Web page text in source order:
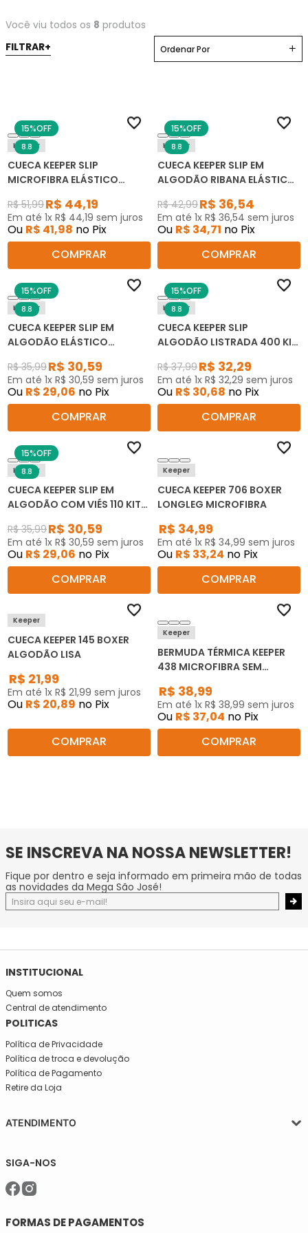
Você viu todos os 8 produtos
Ordenar Por
15%OFF
8.8
Keeper
CUECA KEEPER SLIP
MICROFIBRA ELÁSTICO
R$ 51,99R$ 44,19
Em até 1x R$ 44,19 sem juros
Ou R$ 41,98 no Pix
COMPRAR
15%OFF
8.8
Keeper
CUECA KEEPER SLIP EM
ALGODÃO RIBANA ELÁSTICO
R$ 42,99R$ 36,54
Em até 1x R$ 36,54 sem juros
Ou R$ 34,71 no Pix
COMPRAR
15%OFF
8.8
Keeper
CUECA KEEPER SLIP EM
ALGODÃO ELÁSTICO
R$ 35,99R$ 30,59
Em até 1x R$ 30,59 sem juros
Ou R$ 29,06 no Pix
COMPRAR
15%OFF
8.8
Keeper
CUECA KEEPER SLIP
ALGODÃO LISTRADA 400 KIT
R$ 37,99R$ 32,29
Em até 1x R$ 32,29 sem juros
Ou R$ 30,68 no Pix
COMPRAR
15%OFF
8.8
Keeper
CUECA KEEPER SLIP EM
ALGODÃO COM VIÉS 110 KIT
R$ 35,99R$ 30,59
Em até 1x R$ 30,59 sem juros
Ou R$ 29,06 no Pix
COMPRAR
Keeper
CUECA KEEPER 706 BOXER
LONGLEG MICROFIBRA
R$ 34,99
Em até 1x R$ 34,99 sem juros
Ou R$ 33,24 no Pix
COMPRAR
Keeper
CUECA KEEPER 145 BOXER
ALGODÃO LISA
R$ 21,99
Em até 1x R$ 21,99 sem juros
Ou R$ 20,89 no Pix
COMPRAR
Keeper
BERMUDA TÉRMICA KEEPER
438 MICROFIBRA SEM
R$ 38,99
Em até 1x R$ 38,99 sem juros
Ou R$ 37,04 no Pix
COMPRAR
SE INSCREVA NA NOSSA NEWSLETTER!
Fique por dentro e seja informado em primeira mão de todas
as novidades da Mega São José!
INSTITUCIONAL
Quem somos
Central de atendimento
POLITICAS
Política de Privacidade
Política de troca e devolução
Política de Pagamento
Retire da Loja
ATENDIMENTO
Sexta, das 08:30 às 16h30.
Telefone: (11)5627-7800
WhatsApp: (11)94238-1925
sac@meiassaojose.com.br
SIGA-NOS
FORMAS DE PAGAMENTOS